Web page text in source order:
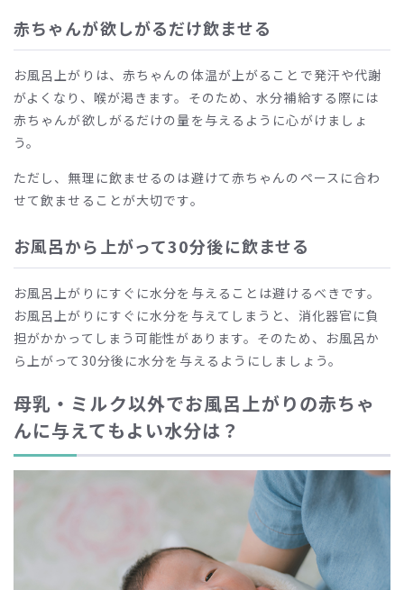
赤ちゃんが欲しがるだけ飲ませる
お風呂上がりは、赤ちゃんの体温が上がることで発汗や代謝
がよくなり、喉が渇きます。そのため、水分補給する際には
赤ちゃんが欲しがるだけの量を与えるように心がけましょ
う。
ただし、無理に飲ませるのは避けて赤ちゃんのペースに合わ
せて飲ませることが大切です。
お風呂から上がって30分後に飲ませる
お風呂上がりにすぐに水分を与えることは避けるべきです。
お風呂上がりにすぐに水分を与えてしまうと、消化器官に負
担がかかってしまう可能性があります。そのため、お風呂か
ら上がって30分後に水分を与えるようにしましょう。
母乳・ミルク以外でお風呂上がりの赤ちゃ
んに与えてもよい水分は？